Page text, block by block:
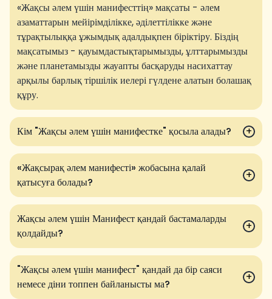
«Жақсы әлем үшін манифесттің» мақсаты - әлем
азаматтарын мейірімділікке, әділеттілікке және
тұрақтылыққа ұжымдық адалдықпен біріктіру. Біздің
мақсатымыз - қауымдастықтарымызды, ұлттарымызды
және планетамызды жауапты басқаруды насихаттау
арқылы барлық тіршілік иелері гүлдене алатын болашақ
құру.
Кім "Жақсы әлем үшін манифестке" қосыла алады? +
«Жақсырақ әлем манифесті» жобасына қалай
қатысуға болады?
+
Жақсы әлем үшін Манифест қандай бастамаларды
қолдайды?
+
"Жақсы әлем үшін манифест" қандай да бір саяси
немесе діни топпен байланысты ма?
+